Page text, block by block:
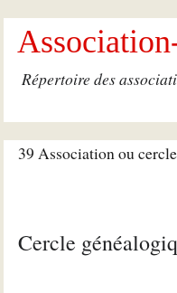
Répertoire des
39 Association ou
Cercle